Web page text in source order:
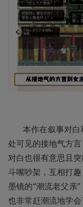
       本作在叙事对白和氛围营造方面也深得笔者心，先是随
处可见的接地气方
对白也很有意思且
斗嘴吵架，互相打
墨镜的“潮流老父亲
也非常赶潮流地学